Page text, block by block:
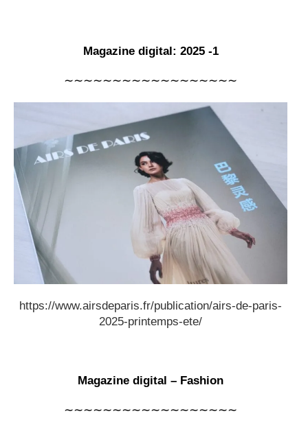
Magazine digital: 2025 -1
∼∼∼∼∼∼∼∼∼∼∼∼∼∼∼∼∼∼
https://www.airsdeparis.fr/publication/airs-de-paris-
2025-printemps-ete/
Magazine digital – Fashion
∼∼∼∼∼∼∼∼∼∼∼∼∼∼∼∼∼∼